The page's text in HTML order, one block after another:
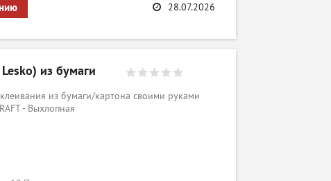
28.07.2026
из бумаги
из бумаги/картона своими руками
- Выхлопная